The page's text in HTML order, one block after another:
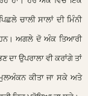
ਚਾਲੀ ਸਾਲਾਂ ਦੀ ਮਿੰਨੀ
ਹਨ। ਅਗਲੇ ਦੋ ਅੰਕ ਤਿਆਰੀ
ਦਾ ਉਪਰਾਲਾ ਵੀ ਕਰਾਂਗੇ ਤਾਂ
ਕੀਤਾ ਜਾ ਸਕੇ ਅਤੇ